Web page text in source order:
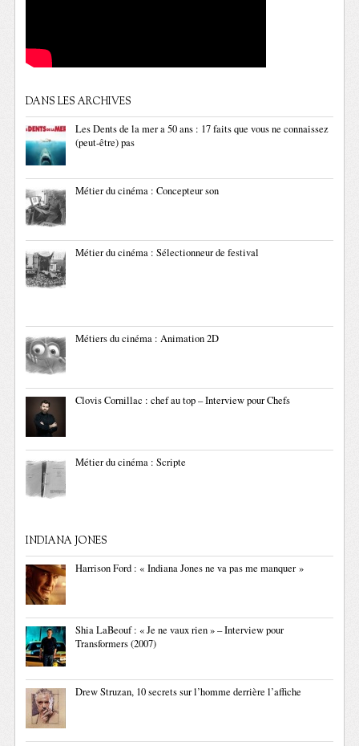
DANS LES ARCHIVES
Les Dents de la mer a 50 ans : 17 faits que vous ne connaissez
(peut-être) pas
Métier du cinéma : Concepteur son
Métier du cinéma : Sélectionneur de festival
Métiers du cinéma : Animation 2D
Clovis Cornillac : chef au top – Interview pour Chefs
Métier du cinéma : Scripte
INDIANA JONES
Harrison Ford : « Indiana Jones ne va pas me manquer »
Shia LaBeouf : « Je ne vaux rien » – Interview pour
Transformers (2007)
Drew Struzan, 10 secrets sur l’homme derrière l’affiche